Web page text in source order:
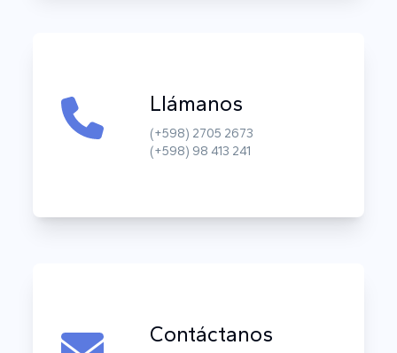
Llámanos
(+598) 2705 2673
(+598) 98 413 241
Contáctanos